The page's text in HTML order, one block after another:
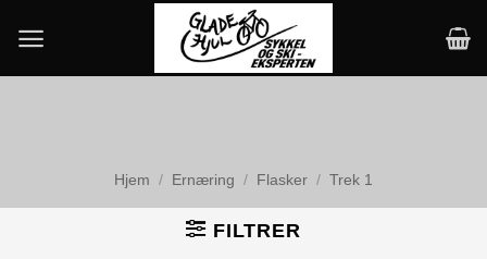
content
Hjem / Ernæring / Flasker / Trek 1
FILTRER